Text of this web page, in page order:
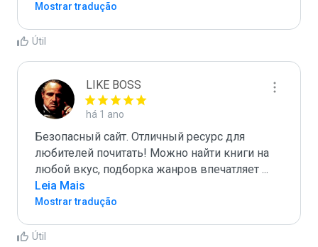
Mostrar tradução
Útil
LIKE BOSS
há 1 ano
Безопасный сайт. Отличный ресурс для
любителей почитать! Можно найти книги на
любой вкус, подборка жанров впечатляет ...
Leia Mais
Mostrar tradução
Útil